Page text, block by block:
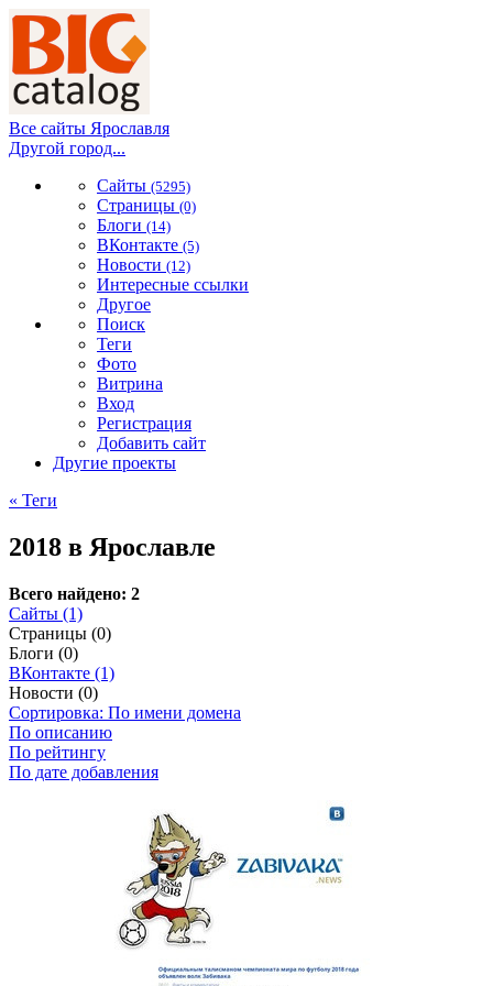
Все сайты Ярославля
Другой город...
Сайты (5295)
Страницы (0)
Блоги (14)
ВКонтакте (5)
Новости (12)
Интересные ссылки
Другое
Поиск
Теги
Фото
Витрина
Вход
Регистрация
Добавить сайт
Другие проекты
« Теги
2018 в Ярославле
Всего найдено: 2
Сайты (1)
Страницы (0)
Блоги (0)
ВКонтакте (1)
Новости (0)
Сортировка: По имени домена
По описанию
По рейтингу
По дате добавления